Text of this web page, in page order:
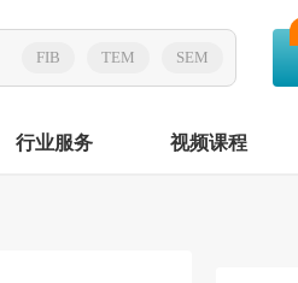
FIB TEM SEM
行业服务 视频课程